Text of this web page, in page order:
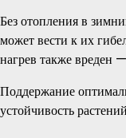
Без отопления в
может вести к их
нагрев также вреден
Поддержание
устойчивость